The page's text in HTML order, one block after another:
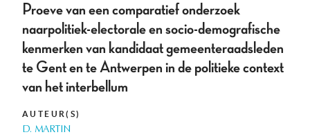
Proeve van een comparatief onderzoek
naarpolitiek-electorale en socio-demografische
kenmerken van kandidaat gemeenteraadsleden
te Gent en te Antwerpen in de politieke context
van het interbellum
AUTEUR(S)
D. MARTIN